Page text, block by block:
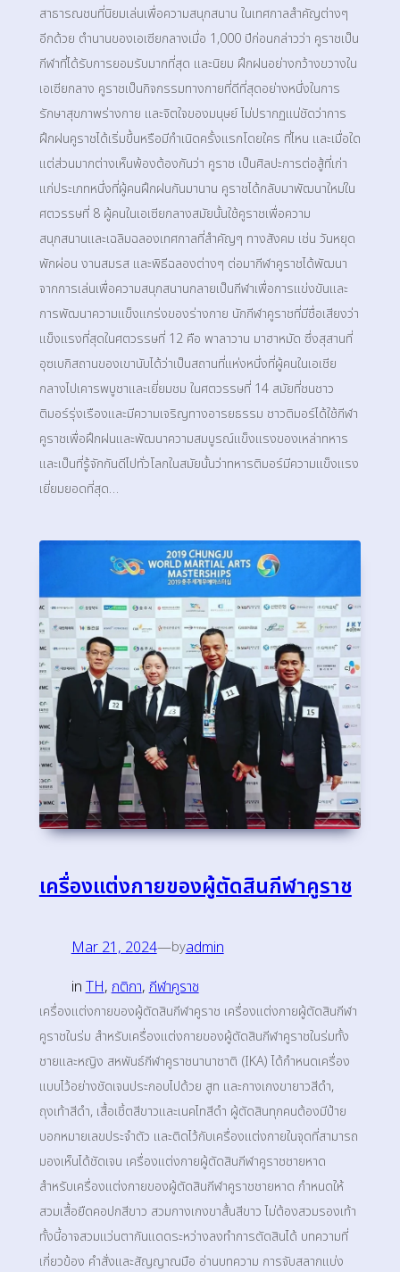
สาธารณชนที่นิยมเล่นเพื่อความสนุกสนาน ในเทศกาลสำคัญต่างๆ
อีกด้วย ตำนานของเอเซียกลางเมื่อ 1,000 ปีก่อนกล่าวว่า คูราชเป็น
กีฬาที่ได้รับการยอมรับมากที่สุด และนิยม ฝึกฝนอย่างกว้างขวางใน
เอเซียกลาง คูราชเป็นกิจกรรมทางกายที่ดีที่สุดอย่างหนึ่งในการ
รักษาสุขภาพร่างกาย และจิตใจของมนุษย์ ไม่ปรากฏแน่ชัดว่าการ
ฝึกฝนคูราชได้เริ่มขึ้นหรือมีกำเนิดครั้งแรกโดยใคร ที่ไหน และเมื่อใด
แต่ส่วนมากต่างเห็นพ้องต้องกันว่า คูราช เป็นศิลปะการต่อสู้ที่เก่า
แก่ประเภทหนึ่งที่ผู้คนฝึกฝนกันมานาน คูราชได้กลับมาพัฒนาใหม่ใน
ศตวรรษที่ 8 ผู้คนในเอเซียกลางสมัยนั้นใช้คูราชเพื่อความ
สนุกสนานและเฉลิมฉลองเทศกาลที่สำคัญๆ ทางสังคม เช่น วันหยุด
พักผ่อน งานสมรส และพิธีฉลองต่างๆ ต่อมากีฬาคูราชได้พัฒนา
จากการเล่นเพื่อความสนุกสนานกลายเป็นกีฬาเพื่อการแข่งขันและ
การพัฒนาความแข็งแกร่งของร่างกาย นักกีฬาคูราชที่มีชื่อเสียงว่า
แข็งแรงที่สุดในศตวรรษที่ 12 คือ พาลาวาน มาฮาหมัด ซึ่งสุสานที่
อุซเบกิสถานของเขานับได้ว่าเป็นสถานที่แห่งหนึ่งที่ผู้คนในเอเชีย
กลางไปเคารพบูชาและเยี่ยมชม ในศตวรรษที่ 14 สมัยที่ชนชาว
ติมอร์รุ่งเรืองและมีความเจริญทางอารยธรรม ชาวติมอร์ได้ใช้กีฬา
คูราชเพื่อฝึกฝนและพัฒนาความสมบูรณ์แข็งแรงของเหล่าทหาร
และเป็นที่รู้จักกันดีไปทั่วโลกในสมัยนั้นว่าทหารติมอร์มีความแข็งแรง
เยี่ยมยอดที่สุด…
เครื่องแต่งกายของผู้ตัดสินกีฬาคูราช
Mar 21, 2024—byadmin
in TH, กติกา, กีฬาคูราช
เครื่องแต่งกายของผู้ตัดสินกีฬาคูราช เครื่องแต่งกายผู้ตัดสินกีฬา
คูราชในร่ม สำหรับเครื่องแต่งกายของผู้ตัดสินกีฬาคูราชในร่มทั้ง
ชายและหญิง สหพันธ์กีฬาคูราชนานาชาติ (IKA) ได้กำหนดเครื่อง
แบบไว้อย่างชัดเจนประกอบไปด้วย สูท และกางเกงขายาวสีดำ,
ถุงเท้าสีดำ, เสื้อเชิ้ตสีขาวและเนคไทสีดำ ผู้ตัดสินทุกคนต้องมีป้าย
บอกหมายเลขประจำตัว และติดไว้กับเครื่องแต่งกายในจุดที่สามารถ
มองเห็นได้ชัดเจน เครื่องแต่งกายผู้ตัดสินกีฬาคูราชชายหาด
สำหรับเครื่องแต่งกายของผู้ตัดสินกีฬาคูราชชายหาด กำหนดให้
สวมเสื้อยืดคอปกสีขาว สวมกางเกงขาสั้นสีขาว ไม่ต้องสวมรองเท้า
ทั้งนี้อาจสวมแว่นตากันแดดระหว่างลงทำการตัดสินได้ บทความที่
เกี่ยวข้อง คำสั่งและสัญญาณมือ อ่านบทความ การจับสลากแบ่ง